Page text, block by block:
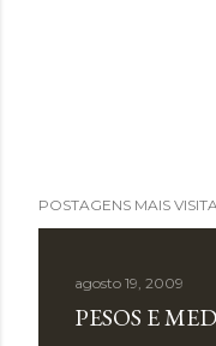
POSTAGENS MAIS
agosto 19, 2009
PESOS E